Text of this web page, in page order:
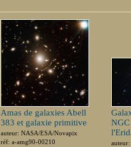
Amas de galaxies Abell
383 et galaxie primitive
auteur: NASA/ESA/Novapix
réf: a-amg90-00210